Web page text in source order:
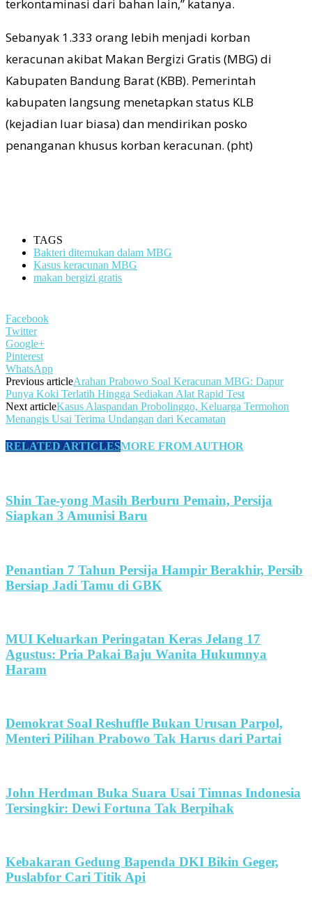
terkontaminasi dari bahan lain,” katanya.
Sebanyak 1.333 orang lebih menjadi korban
keracunan akibat Makan Bergizi Gratis (MBG) di
Kabupaten Bandung Barat (KBB). Pemerintah
kabupaten langsung menetapkan status KLB
(kejadian luar biasa) dan mendirikan posko
penanganan khusus korban keracunan. (pht)
TAGS
Bakteri ditemukan dalam MBG
Kasus keracunan MBG
makan bergizi gratis
Facebook
Twitter
Google+
Pinterest
WhatsApp
Previous articleArahan Prabowo Soal Keracunan MBG: Dapur
Punya Koki Terlatih Hingga Sediakan Alat Rapid Test
Next articleKasus Alaspandan Probolinggo, Keluarga Termohon
Menangis Usai Terima Undangan dari Kecamatan
RELATED ARTICLESMORE FROM AUTHOR
Shin Tae-yong Masih Berburu Pemain, Persija
Siapkan 3 Amunisi Baru
Penantian 7 Tahun Persija Hampir Berakhir, Persib
Bersiap Jadi Tamu di GBK
MUI Keluarkan Peringatan Keras Jelang 17
Agustus: Pria Pakai Baju Wanita Hukumnya
Haram
Demokrat Soal Reshuffle Bukan Urusan Parpol,
Menteri Pilihan Prabowo Tak Harus dari Partai
John Herdman Buka Suara Usai Timnas Indonesia
Tersingkir: Dewi Fortuna Tak Berpihak
Kebakaran Gedung Bapenda DKI Bikin Geger,
Puslabfor Cari Titik Api